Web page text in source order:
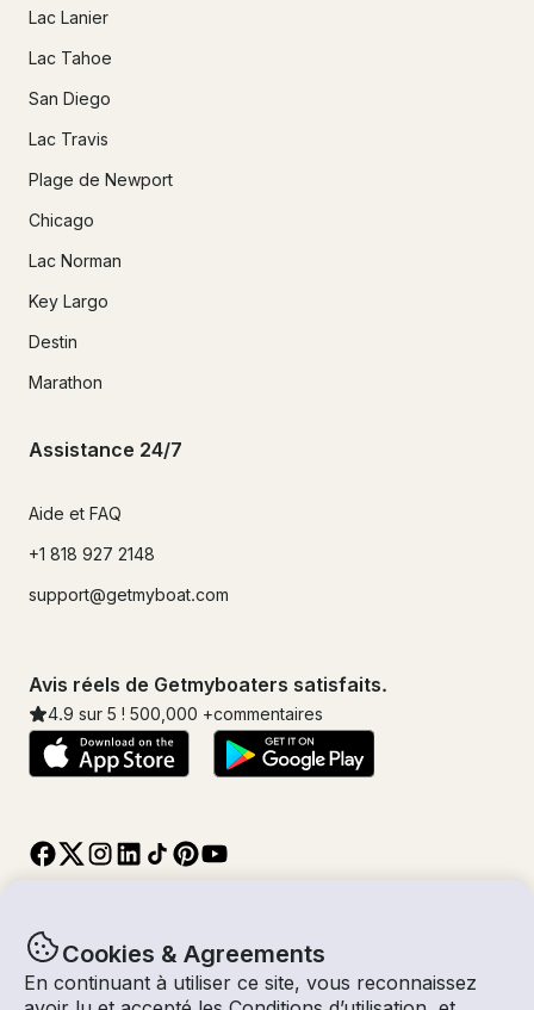
Cookies & Agreements
En continuant à utiliser ce site, vous reconnaissez
Lac Lanier
Lac Tahoe
San Diego
Lac Travis
Plage de Newport
Chicago
Lac Norman
Key Largo
Destin
Marathon
Assistance 24/7
Aide et FAQ
+1 818 927 2148
support@getmyboat.com
Avis réels de Getmyboaters satisfaits.
4.9 sur 5 ! 500,000 +commentaires
© Getmyboat 2026TermesConfidentialité